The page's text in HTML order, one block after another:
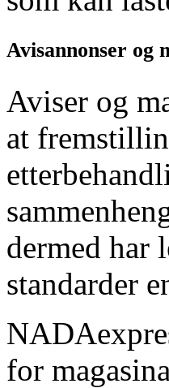
Avisannonser og
Aviser og
at
dermed har
standarder
for